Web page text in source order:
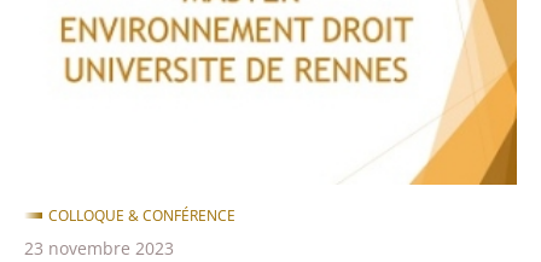
Master
Environnement
Rennes
COLLOQUE & CONFÉRENCE
23 novembre 2023